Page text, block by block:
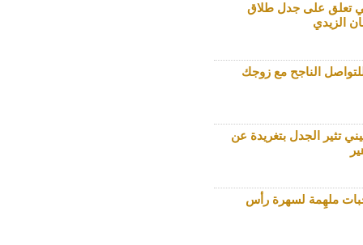
تعلق على جدل طلاق
الزيدي
تثير الجدل بتغريدة عن
ملهِمة لسهرة رأس